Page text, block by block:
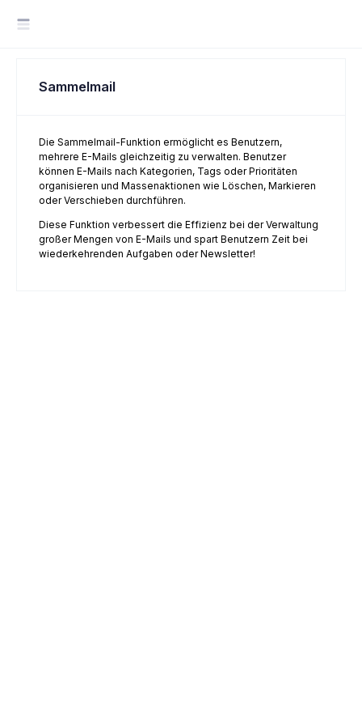
Sammelmail
Die Sammelmail-Funktion ermöglicht es Benutzern,
mehrere E-Mails gleichzeitig zu verwalten. Benutzer
können E-Mails nach Kategorien, Tags oder Prioritäten
organisieren und Massenaktionen wie Löschen, Markieren
oder Verschieben durchführen.
Diese Funktion verbessert die Effizienz bei der Verwaltung
großer Mengen von E-Mails und spart Benutzern Zeit bei
wiederkehrenden Aufgaben oder Newsletter!